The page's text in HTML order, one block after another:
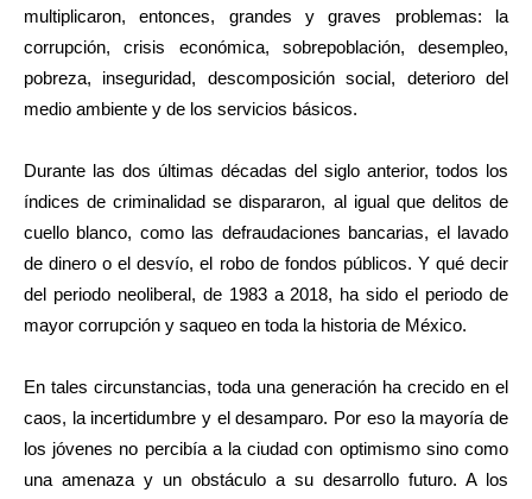
multiplicaron, entonces, grandes y graves problemas: la
corrupción, crisis económica, sobrepoblación, desempleo,
pobreza, inseguridad, descomposición social, deterioro del
medio ambiente y de los servicios básicos.
Durante las dos últimas décadas del siglo anterior, todos los
índices de criminalidad se dispararon, al igual que delitos de
cuello blanco, como las defraudaciones bancarias, el lavado
de dinero o el desvío, el robo de fondos públicos. Y qué decir
del periodo neoliberal, de 1983 a 2018, ha sido el periodo de
mayor corrupción y saqueo en toda la historia de México.
En tales circunstancias, toda una generación ha crecido en el
caos, la incertidumbre y el desamparo. Por eso la mayoría de
los jóvenes no percibía a la ciudad con optimismo sino como
una amenaza y un obstáculo a su desarrollo futuro. A los